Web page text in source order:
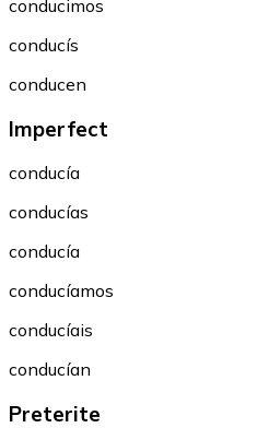
conducimos
conducís
conducen
Imperfect
conducía
conducías
conducía
conducíamos
conducíais
conducían
Preterite